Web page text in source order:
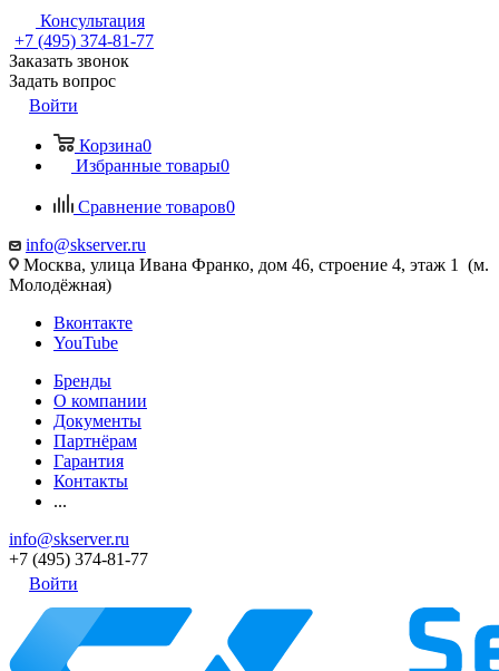
Консультация
+7 (495) 374-81-77
Заказать звонок
Задать вопрос
Войти
Корзина0
Избранные товары0
Сравнение товаров0
info@skserver.ru
Москва, улица Ивана Франко, дом 46, строение 4, этаж 1 (м.
Молодёжная)
Вконтакте
YouTube
Бренды
О компании
Документы
Партнёрам
Гарантия
Контакты
...
info@skserver.ru
+7 (495) 374-81-77
Войти